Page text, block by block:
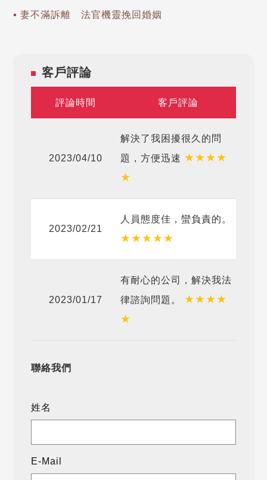
▪ 妻不滿訴離 法官機靈挽回婚姻
客戶評論
評論時間 客戶評論
2023/04/10
解決了我困擾很久的問
題，方便迅速 ★★★★
★
2023/02/21
人員態度佳，蠻負責的。
★★★★★
2023/01/17
有耐心的公司，解決我法
律諮詢問題。 ★★★★
★
聯絡我們
姓名
E-Mail